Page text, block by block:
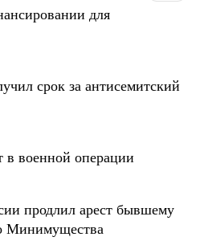
для
срок за антисемитский
военной операции
продлил арест бывшему
Минимущества